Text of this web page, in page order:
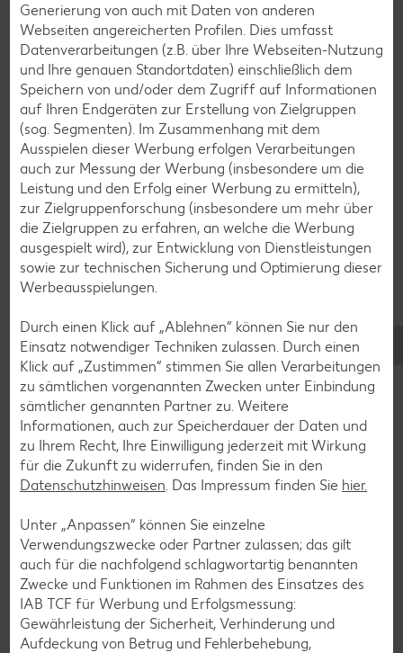
Zurück zu allen Rezepten
Glutenfreie Rezepte
Wer auf Gluten verzichtet, muss nicht automatisch auf
Vielfalt und Geschmack verzichten. Ob süß oder herzhaft –
mit unseren glutenfreien Rezepten zauberst du dir Gerichte,
die nicht nur verträglich, sondern auch richtig lecker sind.
Rezepte entdecken
Generierung von auch mit Daten von anderen
Webseiten angereicherten Profilen. Dies umfasst
Datenverarbeitungen (z.B. über Ihre Webseiten-Nutzung
und Ihre genauen Standortdaten) einschließlich dem
Speichern von und/oder dem Zugriff auf Informationen
auf Ihren Endgeräten zur Erstellung von Zielgruppen
(sog. Segmenten). Im Zusammenhang mit dem
Ausspielen dieser Werbung erfolgen Verarbeitungen
auch zur Messung der Werbung (insbesondere um die
Leistung und den Erfolg einer Werbung zu ermitteln),
zur Zielgruppenforschung (insbesondere um mehr über
die Zielgruppen zu erfahren, an welche die Werbung
ausgespielt wird), zur Entwicklung von Dienstleistungen
sowie zur technischen Sicherung und Optimierung dieser
Werbeausspielungen.
Durch einen Klick auf „Ablehnen“ können Sie nur den
Einsatz notwendiger Techniken zulassen. Durch einen
Klick auf „Zustimmen“ stimmen Sie allen Verarbeitungen
zu sämtlichen vorgenannten Zwecken unter Einbindung
sämtlicher genannten Partner zu. Weitere
Informationen, auch zur Speicherdauer der Daten und
zu Ihrem Recht, Ihre Einwilligung jederzeit mit Wirkung
für die Zukunft zu widerrufen, finden Sie in den
Datenschutzhinweisen . Das Impressum finden Sie hier.
Unter „Anpassen“ können Sie einzelne
Verwendungszwecke oder Partner zulassen; das gilt
auch für die nachfolgend schlagwortartig benannten
Zwecke und Funktionen im Rahmen des Einsatzes des
IAB TCF für Werbung und Erfolgsmessung:
Gewährleistung der Sicherheit, Verhinderung und
Aufdeckung von Betrug und Fehlerbehebung,